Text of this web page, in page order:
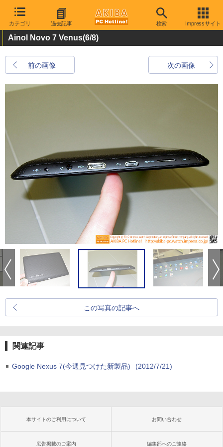
カテゴリ 過去記事 検索 Impressサイト
Ainol Novo 7 Venus(6/8)
前の画像 次の画像
この写真の記事へ
関連記事
Google Nexus 7(今週見つけた新製品) (2012/7/21)
本サイトのご利用について お問い合わせ
広告掲載のご案内 編集部へのご連絡